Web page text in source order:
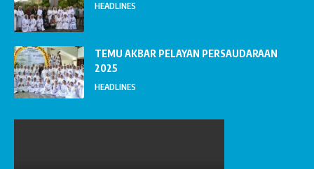
HEADLINES
TEMU AKBAR PELAYAN PERSAUDARAAN
2025
HEADLINES